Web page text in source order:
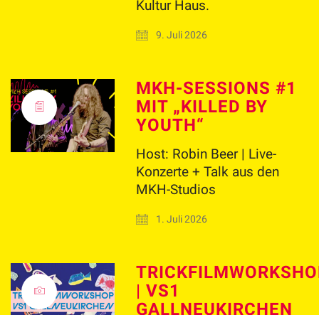
Kultur Haus.
9. Juli 2026
MKH-SESSIONS #1
MIT „KILLED BY
YOUTH“
Host: Robin Beer | Live-
Konzerte + Talk aus den
MKH-Studios
1. Juli 2026
| VS1
GALLNEUKIRCHEN